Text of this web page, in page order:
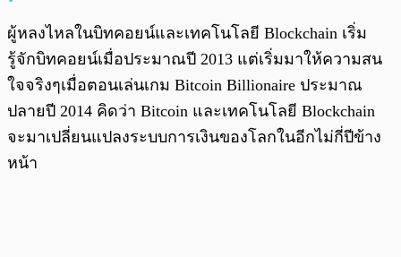
ผู้หลงไหลในบิทคอยน์และเทคโนโลยี Blockchain เริ่ม
รู้จักบิทคอยน์เมื่อประมาณปี 2013 แต่เริ่มมาให้ความสน
ใจจริงๆเมื่อตอนเล่นเกม Bitcoin Billionaire ประมาณ
ปลายปี 2014 คิดว่า Bitcoin และเทคโนโลยี Blockchain
จะมาเปลี่ยนแปลงระบบการเงินของโลกในอีกไม่กี่ปีข้าง
หน้า